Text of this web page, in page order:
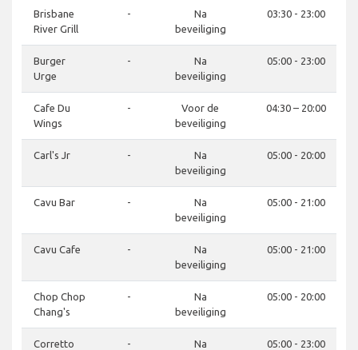
Brisbane
River Grill
-
Na
beveiliging
03:30 - 23:00
Burger
Urge
-
Na
beveiliging
05:00 - 23:00
Cafe Du
Wings
-
Voor de
beveiliging
04:30 – 20:00
Carl's Jr -
Na
beveiliging
05:00 - 20:00
Cavu Bar -
Na
beveiliging
05:00 - 21:00
Cavu Cafe -
Na
beveiliging
05:00 - 21:00
Chop Chop
Chang's
-
Na
beveiliging
05:00 - 20:00
Corretto
-
Na
05:00 - 23:00